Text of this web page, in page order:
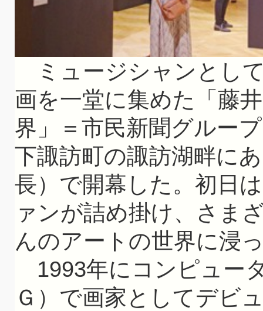
ミュージシャンとし
画を一堂に集めた「藤
界」＝市民新聞グルー
下諏訪町の諏訪湖畔に
長）で開幕した。初日
ァンが詰め掛け、さま
んのアートの世界に浸
1993年にコンピュー
Ｇ）で画家としてデビ